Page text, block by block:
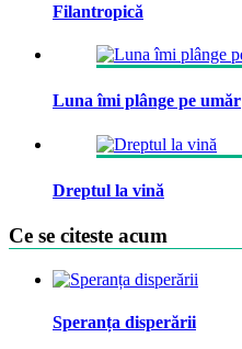
Filantropică
Luna îmi plânge pe umăr
Dreptul la vină
Ce se citeste acum
Speranța disperării